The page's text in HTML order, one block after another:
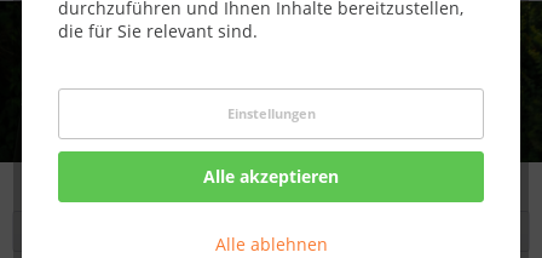
durchzuführen und Ihnen Inhalte bereitzustellen,
die für Sie relevant sind.
Einstellungen
Alle akzeptieren
Alle ablehnen